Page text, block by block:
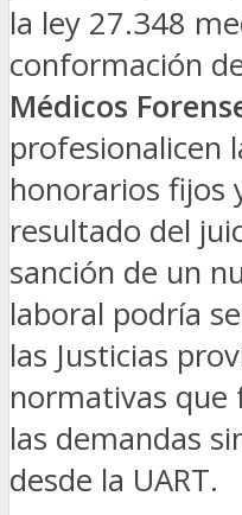
la ley 27.348
conformación
Médicos
profesionalicen
honorarios fijos
resultado del
sanción de un
laboral podría
las Justicias
normativas que
las demandas
desde la UART.